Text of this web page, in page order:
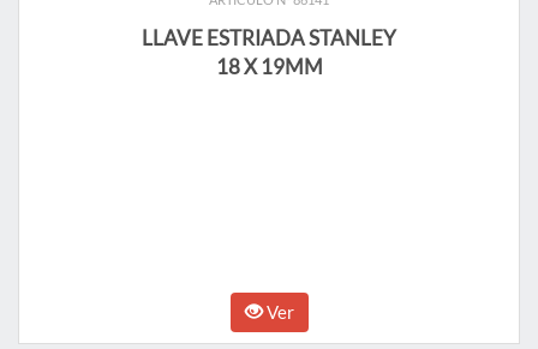
LLAVE ESTRIADA STANLEY
18 X 19MM
Ver